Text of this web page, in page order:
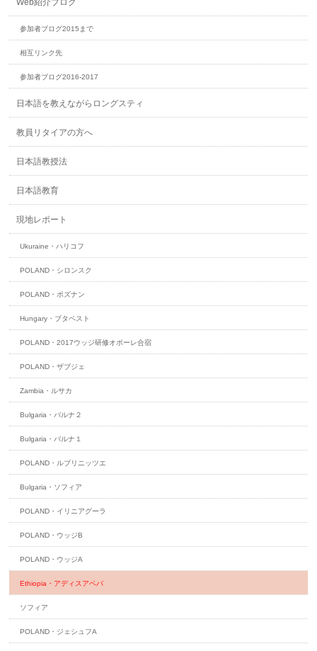
Web紹介ブログ
参加者ブログ2015まで
相互リンク先
参加者ブログ2016-2017
日本語を教えながらロングスティ
教員リタイアの方へ
日本語教授法
日本語教育
現地レポート
Ukuraine・ハリコフ
POLAND・シロンスク
POLAND・ポズナン
Hungary・ブタペスト
POLAND・2017ウッジ研修オポーレ合宿
POLAND・ザブジェ
Zambia・ルサカ
Bulgaria・バルナ２
Bulgaria・バルナ１
POLAND・ルブリニッツエ
Bulgaria・ソフィア
POLAND・イリニアグーラ
POLAND・ウッジB
POLAND・ウッジA
Ethiopia・アディスアベバ
ソフィア
POLAND・ジェシュフA